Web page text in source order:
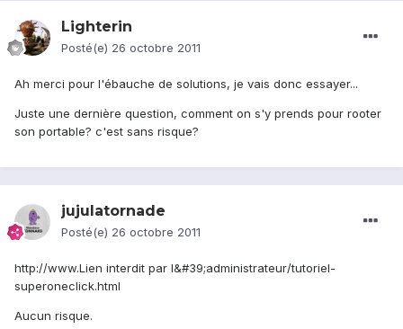
Lighterin
Posté(e) 26 octobre 2011
Ah merci pour l'ébauche de solutions, je vais donc essayer...
Juste une dernière question, comment on s'y prends pour rooter
son portable? c'est sans risque?
jujulatornade
Posté(e) 26 octobre 2011
http://www.Lien interdit par l&#39;administrateur/tutoriel-
superoneclick.html
Aucun risque.